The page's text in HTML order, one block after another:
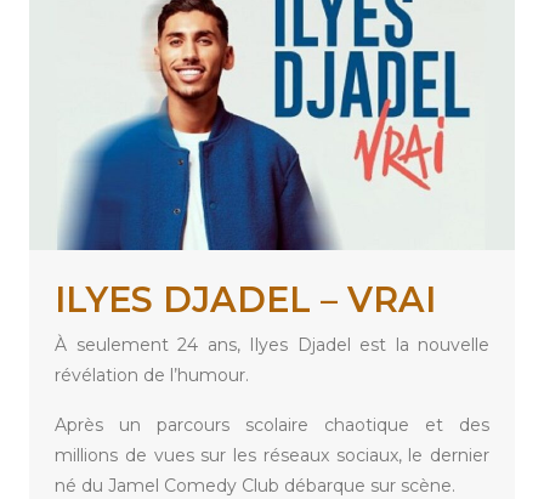
ILYES DJADEL – VRAI
À seulement 24 ans, Ilyes Djadel est la nouvelle
révélation de l’humour.
Après un parcours scolaire chaotique et des
millions de vues sur les réseaux sociaux, le dernier
né du Jamel Comedy Club débarque sur scène.